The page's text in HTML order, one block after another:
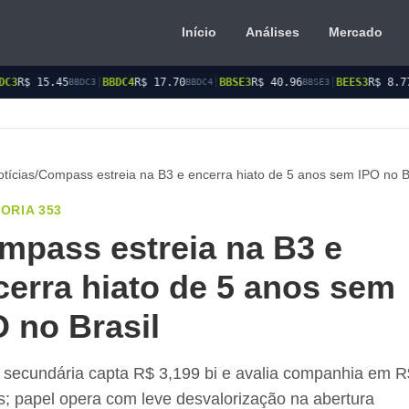
Início Análises Mercado
| BBDC4R$ 17.70BBDC4| BBSE3R$ 40.96BBSE3| BEES3R$ 8.77BEES3|BEES4
/Compass estreia na B3 e encerra hiato de 5 anos sem IPO no
353
estreia na B3 e
hiato de 5 anos sem
no Brasil
secundária capta R$ 3,199 bi e avalia companhia em
papel opera com leve desvalorização na abertura